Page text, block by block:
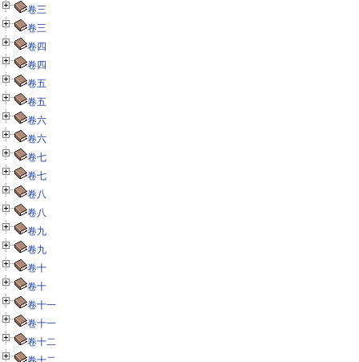
卷三
卷三
卷四
卷四
卷五
卷五
卷六
卷六
卷七
卷七
卷八
卷八
卷九
卷九
卷十
卷十
卷十一
卷十一
卷十二